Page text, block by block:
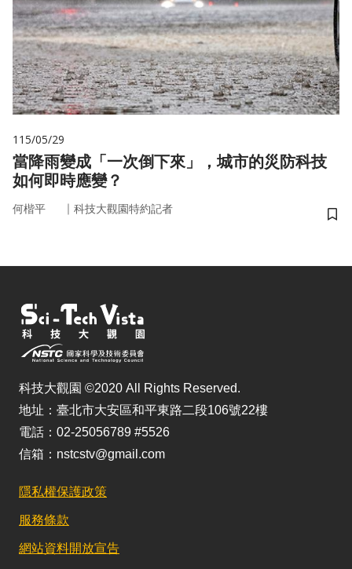
115/05/29
當降雨變成「一次倒下來」，城市的災防科技
如何即時應變？
何楷平 ｜ 科技大觀園特約記者
儲
科技大觀園 ©2020 All Rights Reserved.
地址：臺北市大安區和平東路二段106號22樓
電話：02-25056789 #5526
信箱：nstcstv@gmail.com
隱私權保護政策
服務條款
網站資料開放宣告